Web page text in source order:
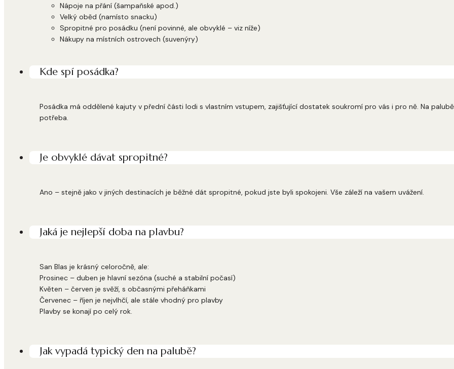
Nápoje na přání (šampaňské apod.)
Velký oběd (namísto snacku)
Spropitné pro posádku (není povinné, ale obvyklé – viz níže)
Nákupy na místních ostrovech (suvenýry)
Kde spí posádka?
Posádka má oddělené kajuty v přední části lodi s vlastním vstupem, zajišťující dostatek soukromí pro vás i pro ně. Na
potřeba.
Je obvyklé dávat spropitné?
Ano – stejně jako v jiných destinacích je běžné dát spropitné, pokud jste byli spokojeni. Vše záleží na vašem uvážení.
Jaká je nejlepší doba na plavbu?
San Blas je krásný celoročně, ale:
Prosinec – duben je hlavní sezóna (suché a stabilní počasí)
Květen – červen je svěží, s občasnými přeháňkami
Červenec – říjen je nejvlhčí, ale stále vhodný pro plavby
Plavby se konají po celý rok.
Jak vypadá typický den na palubě?